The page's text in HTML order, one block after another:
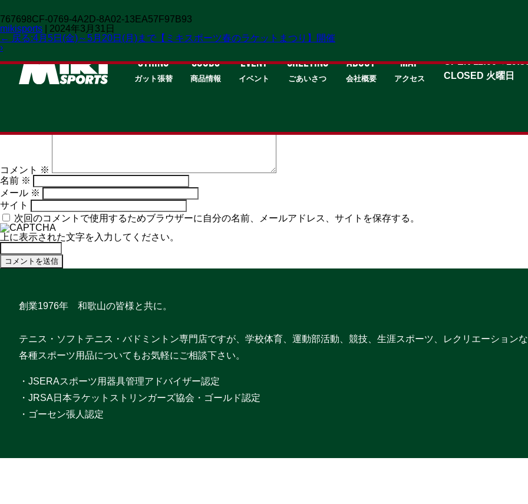
STRING
ガット張替
GOODS
商品情報
EVENT
イベント
GREETING
ごあいさつ
about
会社概要
MAP
アクセス
OPEN
CLOSED 火曜日
767698CF-0769-4A2D-8A02-13EA57F97B93
mikisports
2024年3月31日
← 戻る:4月5日(金)～5月20日(月)まで【ミキスポーツ春のラケットまつり】開催
›
コメントを残す
コメント ※
名前 ※
メール ※
サイト
次回のコメントで使用するためブラウザーに自分の名前、メールアドレス、サイトを保存する。
上に表示された文字を入力してください。
創業1976年 和歌山の皆様と共に。
テニス・ソフトテニス・バドミントン専門店ですが、学校体育、運動部活動、競技、生涯スポーツ、レクリエーション
各種スポーツ用品についてもお気軽にご相談下さい。
・JSERAスポーツ用器具管理アドバイザー認定
・JRSA日本ラケットストリンガーズ協会・ゴールド認定
・ゴーセン張人認定